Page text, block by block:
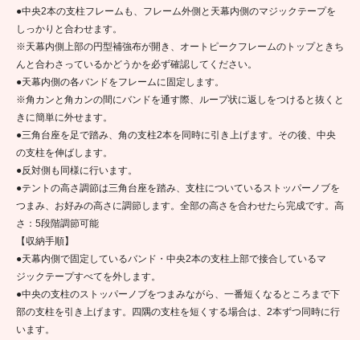
●中央2本の支柱フレームも、フレーム外側と天幕内側のマジックテープを
しっかりと合わせます。
※天幕内側上部の円型補強布が開き、オートピークフレームのトップときち
んと合わさっているかどうかを必ず確認してください。
●天幕内側の各バンドをフレームに固定します。
※角カンと角カンの間にバンドを通す際、ループ状に返しをつけると抜くと
きに簡単に外せます。
●三角台座を足で踏み、角の支柱2本を同時に引き上げます。その後、中央
の支柱を伸ばします。
●反対側も同様に行います。
●テントの高さ調節は三角台座を踏み、支柱についているストッパーノブを
つまみ、お好みの高さに調節します。全部の高さを合わせたら完成です。高
さ：5段階調節可能
【収納手順】
●天幕内側で固定しているバンド・中央2本の支柱上部で接合しているマ
ジックテープすべてを外します。
●中央の支柱のストッパーノブをつまみながら、一番短くなるところまで下
部の支柱を引き上げます。四隅の支柱を短くする場合は、2本ずつ同時に行
います。